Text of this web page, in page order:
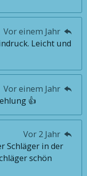
Vor einem Jahr
Leicht und
Vor einem Jahr
👍
Vor 2 Jahr
Schläger in der
schön